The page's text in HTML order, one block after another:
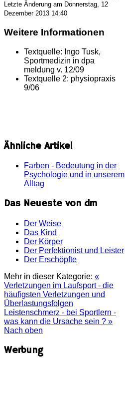
Letzte Änderung am Donnerstag, 12
Dezember 2013 14:40
Weitere Informationen
Textquelle: Ingo Tusk,
Sportmedizin in dpa
meldung v. 12/09
Textquelle 2: physiopraxis
9/06
Ähnliche Artikel
Farben - Bedeutung in der
Psychologie und in unserem
Alltag
Das Neueste von dm
Der Weise
Das Kind
Der Körper
Der Perfektionist und Leister
Der Erschöpfte
Mehr in dieser Kategorie: «
Verletzungen im Laufsport - die
häufigsten Verletzungen und
Überlastungsfolgen
Leistenschmerz - bei Sportlern -
was kann die Ursache sein ? »
Nach oben
Werbung